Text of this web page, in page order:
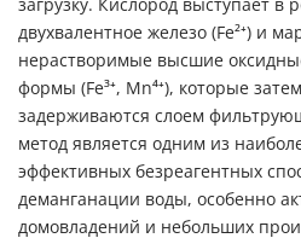
загрузку. Кислород выступает в
двухвалентное железо (Fe²⁺) и
нерастворимые высшие
формы (Fe³⁺, Mn⁴⁺), которые
задерживаются слоем
метод является одним из
эффективных безреагентных
деманганации воды, особенно
домовладений и небольших